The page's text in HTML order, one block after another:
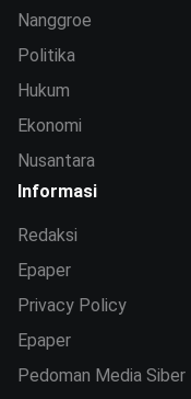
Nanggroe
Politika
Hukum
Ekonomi
Nusantara
Informasi
Redaksi
Epaper
Privacy Policy
Epaper
Pedoman Media Siber